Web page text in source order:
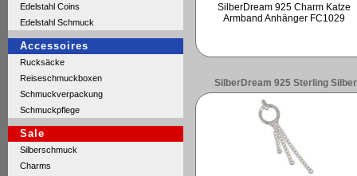
Edelstahl Coins
Edelstahl Schmuck
Accessoires
Rucksäcke
Reiseschmuckboxen
Schmuckverpackung
Schmuckpflege
Sale
Silberschmuck
Charms
SilberDream 925 Charm Katze
Armband Anhänger FC1029
SilberDream 925 Sterling Silber
Charms Ketten Verbinder